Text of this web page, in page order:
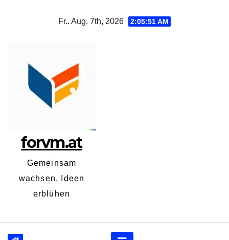
Fr.. Aug. 7th, 2026 2:05:52 AM
forvm.at
Gemeinsam
wachsen, Ideen
erblühen